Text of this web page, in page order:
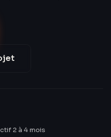
Les recherches «
de +900 % en deux ans
59 % des TPE/PME
GBP optimisée (CCI
comblent ce retard en
2 à 4 mois